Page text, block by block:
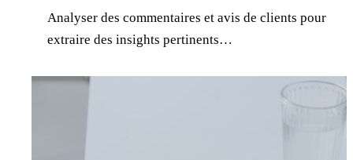
Analyser des commentaires et avis de clients pour
extraire des insights pertinents…